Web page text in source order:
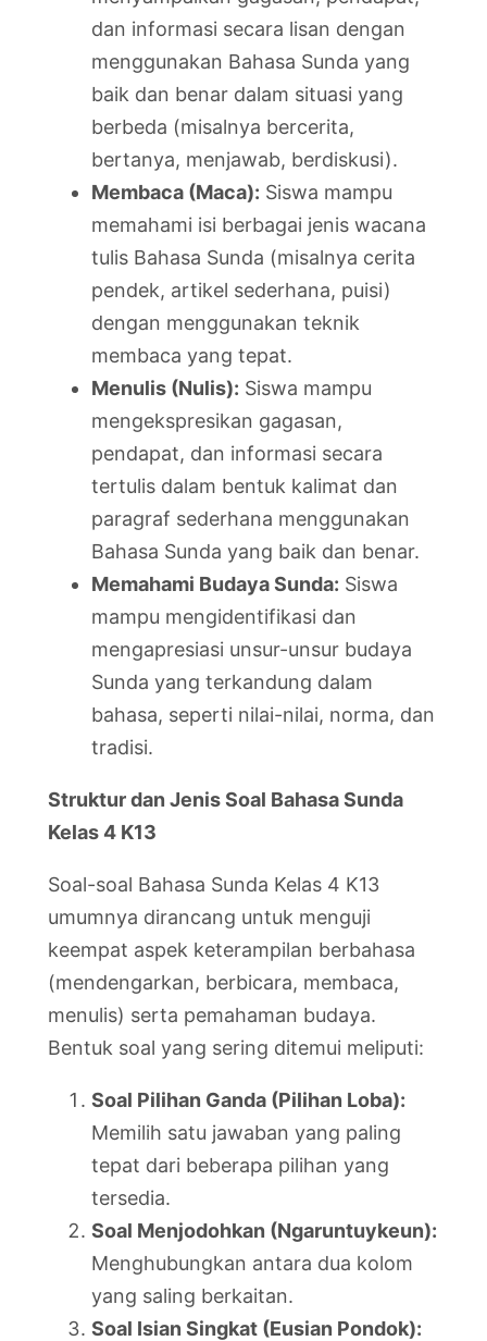
dan informasi secara lisan dengan
menggunakan Bahasa Sunda yang
baik dan benar dalam situasi yang
berbeda (misalnya bercerita,
bertanya, menjawab, berdiskusi).
Membaca (Maca): Siswa mampu
memahami isi berbagai jenis wacana
tulis Bahasa Sunda (misalnya cerita
pendek, artikel sederhana, puisi)
dengan menggunakan teknik
membaca yang tepat.
Menulis (Nulis): Siswa mampu
mengekspresikan gagasan,
pendapat, dan informasi secara
tertulis dalam bentuk kalimat dan
paragraf sederhana menggunakan
Bahasa Sunda yang baik dan benar.
Memahami Budaya Sunda: Siswa
mampu mengidentifikasi dan
mengapresiasi unsur-unsur budaya
Sunda yang terkandung dalam
bahasa, seperti nilai-nilai, norma, dan
tradisi.
Struktur dan Jenis Soal Bahasa Sunda
Kelas 4 K13
Soal-soal Bahasa Sunda Kelas 4 K13
umumnya dirancang untuk menguji
keempat aspek keterampilan berbahasa
(mendengarkan, berbicara, membaca,
menulis) serta pemahaman budaya.
Bentuk soal yang sering ditemui meliputi:
Soal Pilihan Ganda (Pilihan Loba):
Memilih satu jawaban yang paling
tepat dari beberapa pilihan yang
tersedia.
Soal Menjodohkan (Ngaruntuykeun):
Menghubungkan antara dua kolom
yang saling berkaitan.
Soal Isian Singkat (Eusian Pondok):